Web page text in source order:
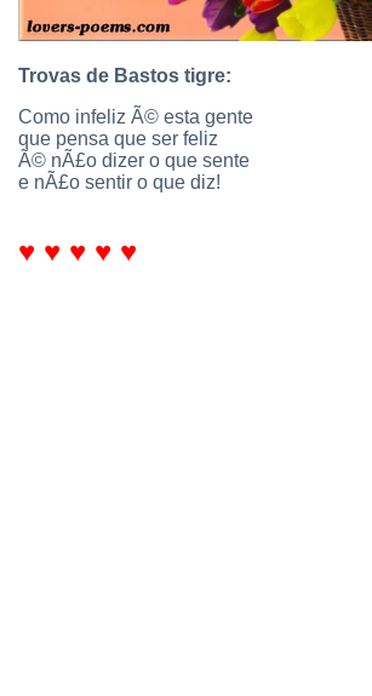
Trovas de Bastos tigre:
Como infeliz Ã© esta gente
que pensa que ser feliz
Ã© nÃ£o dizer o que sente
e nÃ£o sentir o que diz!
♥ ♥ ♥ ♥ ♥